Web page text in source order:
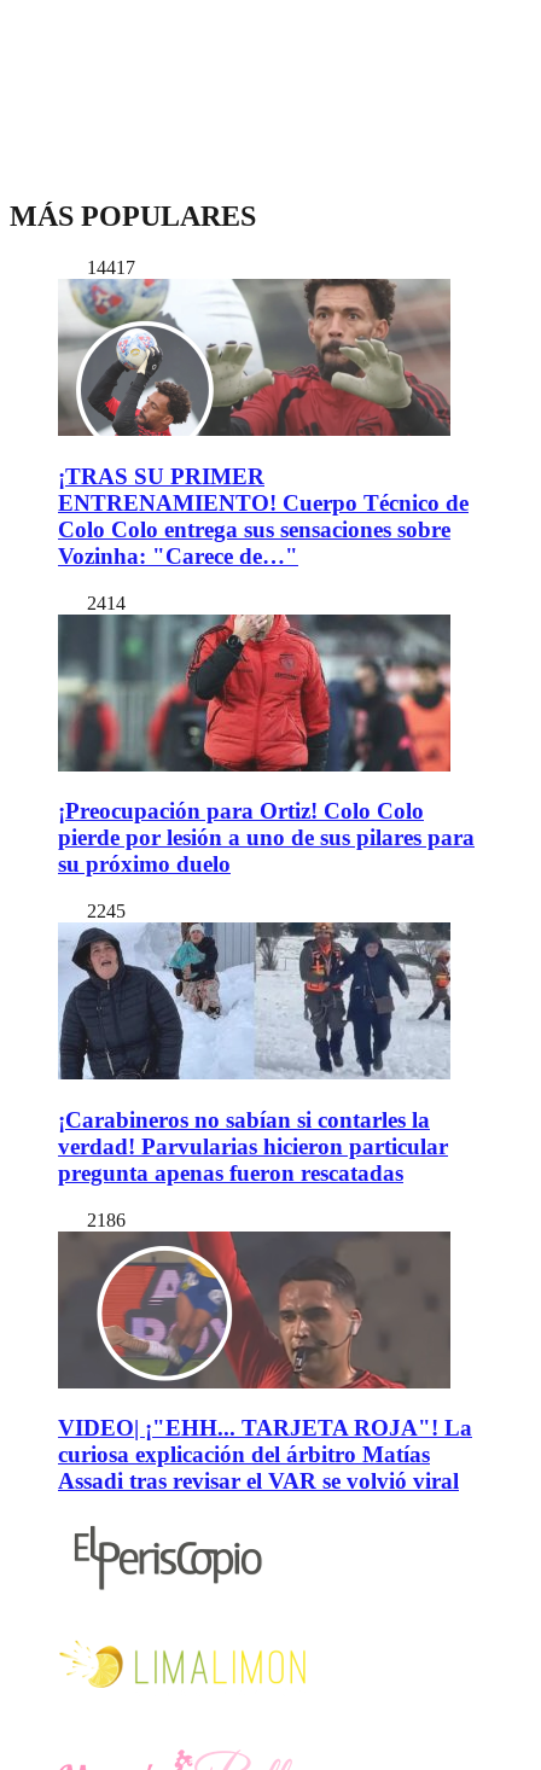
MÁS POPULARES
14417
¡TRAS SU PRIMER
ENTRENAMIENTO! Cuerpo Técnico de
Colo Colo entrega sus sensaciones sobre
Vozinha: "Carece de…"
2414
¡Preocupación para Ortiz! Colo Colo
pierde por lesión a uno de sus pilares para
su próximo duelo
2245
¡Carabineros no sabían si contarles la
verdad! Parvularias hicieron particular
pregunta apenas fueron rescatadas
2186
VIDEO| ¡"EHH... TARJETA ROJA"! La
curiosa explicación del árbitro Matías
Assadi tras revisar el VAR se volvió viral